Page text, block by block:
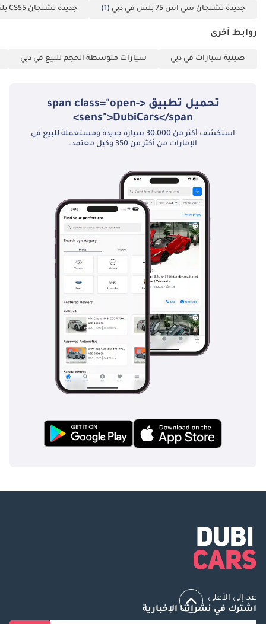
جديدة تشنجان سي اس 75 بلس في دبي (1) جديدة تشنجان CS55 بلس في دبي
روابط أخرى
صينية سيارات في دبي سيارات متوسطة الحجم للبيع في دبي
تحميل تطبيق <span class="open-
sens">DubiCars</span>
استكشف أكثر من 30،000 سيارة جديدة ومستعملة للبيع في
الإمارات من أكثر من 350 وكيل معتمد.
عد إلى الأعلى
اشترك في نشراتنا الإخبارية